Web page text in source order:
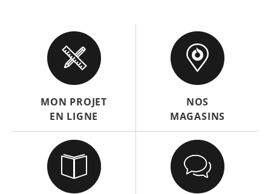
MON PROJET
EN LIGNE
NOS
MAGASINS